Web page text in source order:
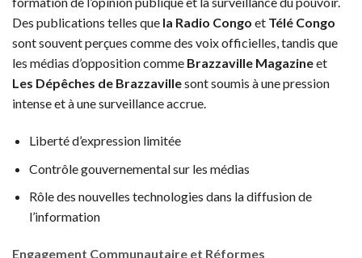
Des publications telles que la Radio Congo et Télé Congo
sont souvent perçues comme des voix officielles, tandis que
les médias d’opposition comme Brazzaville Magazineet
Les Dépêches de Brazzavillesont soumis à une pression
intense et à une surveillance accrue.
Liberté d’expression limitée
Contrôle gouvernemental sur les médias
Rôle des nouvelles technologies dans la diffusion de
l’information
Engagement Communautaire et Réformes